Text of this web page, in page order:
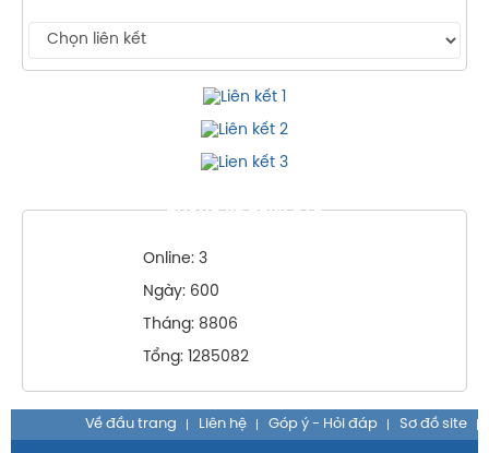
THỐNG KÊ TRUY CẬP
Online: 3
Ngày: 600
Tháng: 8806
Tổng: 1285082
Về đầu trang Liên hệ Góp ý - Hỏi đáp Sơ đồ site